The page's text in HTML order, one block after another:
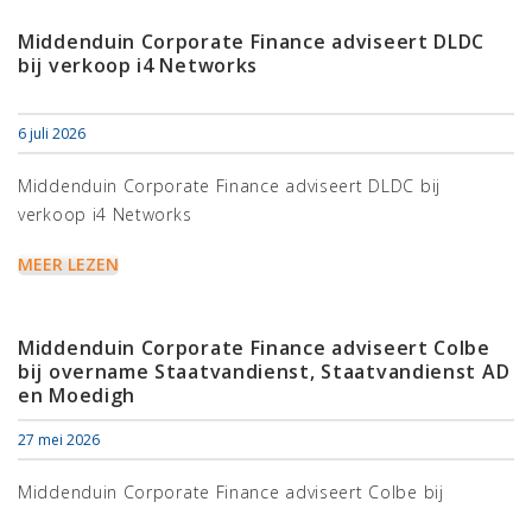
Middenduin Corporate Finance adviseert DLDC
bij verkoop i4 Networks
6 juli 2026
Middenduin Corporate Finance adviseert DLDC bij
verkoop i4 Networks
MEER LEZEN
Middenduin Corporate Finance adviseert Colbe
bij overname Staatvandienst, Staatvandienst AD
en Moedigh
27 mei 2026
Middenduin Corporate Finance adviseert Colbe bij